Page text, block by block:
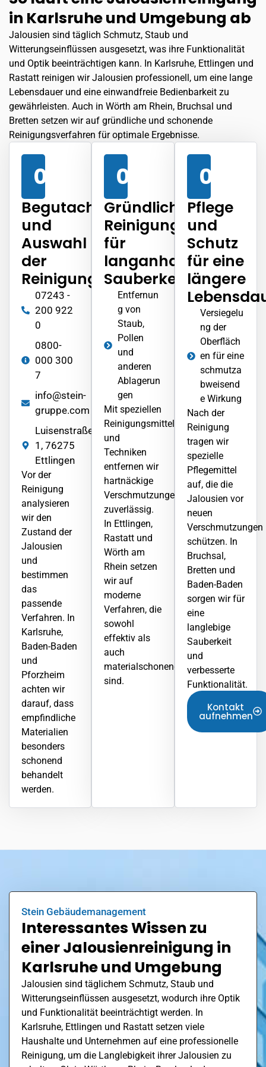
in Karlsruhe und Umgebung ab
Jalousien sind täglich Schmutz, Staub und
Witterungseinflüssen ausgesetzt, was ihre Funktionalität
und Optik beeinträchtigen kann. In Karlsruhe, Ettlingen und
Rastatt reinigen wir Jalousien professionell, um eine lange
Lebensdauer und eine einwandfreie Bedienbarkeit zu
gewährleisten. Auch in Wörth am Rhein, Bruchsal und
Bretten setzen wir auf gründliche und schonende
Reinigungsverfahren für optimale Ergebnisse.
01
Begutachtung
und
Auswahl
der
Reinigungsmethode
07243 -
200 922
0
0800-
000 300
7
info@stein-
gruppe.com
Luisenstraße
1, 76275
Ettlingen
Vor der
Reinigung
analysieren
wir den
Zustand der
Jalousien
und
bestimmen
das
passende
Verfahren. In
Karlsruhe,
Baden-Baden
und
Pforzheim
achten wir
darauf, dass
empfindliche
Materialien
besonders
schonend
behandelt
werden.
02
Gründliche
Reinigung
für
langanhaltende
Sauberkeit
Entfernun
g von
Staub,
Pollen
und
anderen
Ablagerun
gen
Mit speziellen
Reinigungsmitteln
und
Techniken
entfernen wir
hartnäckige
Verschmutzungen
zuverlässig.
In Ettlingen,
Rastatt und
Wörth am
Rhein setzen
wir auf
moderne
Verfahren, die
sowohl
effektiv als
auch
materialschonend
sind.
03
Pflege
und
Schutz
für eine
längere
Versiegelu
ng der
Oberfläch
en für eine
schmutza
bweisend
e Wirkung
Nach der
Reinigung
tragen wir
spezielle
Pflegemittel
auf, die die
Jalousien vor
neuen
Verschmutzungen
schützen. In
Bruchsal,
Bretten und
Baden-Baden
sorgen wir für
eine
langlebige
Sauberkeit
und
verbesserte
Funktionalität.
Kontakt
aufnehmen
Stein Gebäudemanagement
Interessantes Wissen zu
einer Jalousienreinigung in
Karlsruhe und Umgebung
Jalousien sind täglichem Schmutz, Staub und
Witterungseinflüssen ausgesetzt, wodurch ihre Optik
und Funktionalität beeinträchtigt werden. In
Karlsruhe, Ettlingen und Rastatt setzen viele
Haushalte und Unternehmen auf eine professionelle
Reinigung, um die Langlebigkeit ihrer Jalousien zu